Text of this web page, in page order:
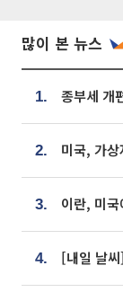
많이 본 뉴스
1.
2.
3.
4.